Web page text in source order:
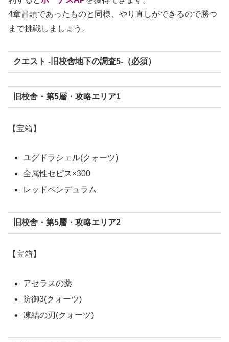
4章冒頭であったものと同様、やり直しができるので勝つ
まで挑戦しましょう。
クエスト -旧校舎地下の調査5-（必須）
旧校舎・第5層・攻略エリア1
【宝箱】
ユグドラシェル(クォーツ)
全属性セピス×300
レッドペンデュラム
旧校舎・第5層・攻略エリア2
【宝箱】
アセラスの薬
防御3(クォーツ)
凍結の刃(クォーツ)